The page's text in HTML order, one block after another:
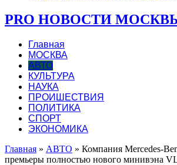
PRO НОВОСТИ
Главная
МОСКВА
АВТО
КУЛЬТУРА
НАУКА
ПРОИШЕСТВИЯ
ПОЛИТИКА
СПОРТ
ЭКОНОМИКА
Главная » АВТО » Компания Mercedes-
премьеры полностью нового минивэна